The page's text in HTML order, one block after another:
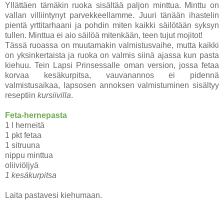
Yllättäen tämäkin ruoka sisältää paljon minttua. Minttu on
vallan villiintynyt parvekkeellamme. Juuri tänään ihastelin
pientä yrttitarhaani ja pohdin miten kaikki säilötään syksyn
tullen. Minttua ei aio säilöä mitenkään, teen tujut mojitot!
Tässä ruoassa on muutamakin valmistusvaihe, mutta kaikki
on yksinkertaista ja ruoka on valmis siinä ajassa kun pasta
kiehuu. Tein Lapsi Prinsessalle oman version, jossa fetaa
korvaa kesäkurpitsa, vauvanannos ei pidennä
valmistusaikaa, lapsosen annoksen valmistuminen sisältyy
reseptiin kursiivilla.
Feta-hernepasta
1 l herneitä
1 pkt fetaa
1 sitruuna
nippu minttua
oliiviöljyä
1 kesäkurpitsa
Laita pastavesi kiehumaan.